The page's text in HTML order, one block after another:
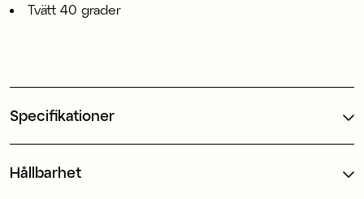
Tvätt 40 grader
Specifikationer
Hållbarhet